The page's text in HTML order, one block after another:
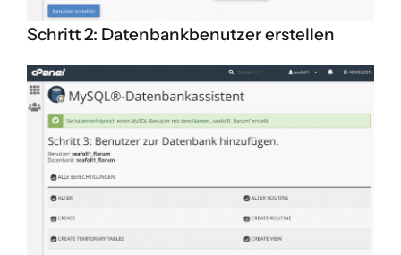
Schritt 2: Datenbankbenutzer erstellen